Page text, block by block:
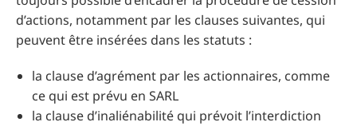
d’actions, notamment par les clauses suivantes, qui
peuvent être insérées dans les statuts :
la clause d’agrément par les actionnaires, comme
ce qui est prévu en SARL
la clause d’inaliénabilité qui prévoit l’interdiction